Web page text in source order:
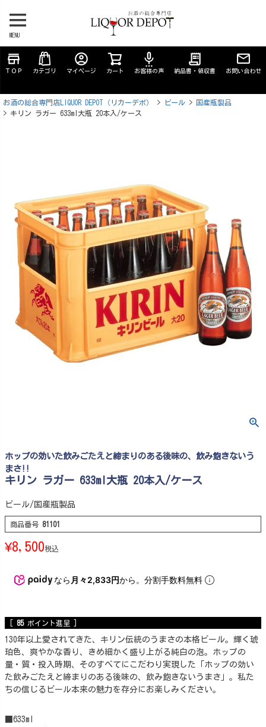
MENU
store
ＴＯＰ カテゴリ
account_circle
マイページ カート
settings_voice
お客様の声
receipt_long
納品書・領収書 お問い合わせ
お酒の総合専門店LIQUOR DEPOT（リカーデポ） ビール
国産瓶製品
キリン ラガー 633ml大瓶 20本入/ケース
ホップの効いた飲みごたえと締まりのある後味の、飲み飽きないう
まさ!!
キリン ラガー 633ml大瓶 20本入/ケース
ビール/国産瓶製品
商品番号 81101
¥8,500税込
なら 月々2,833円から。分割手数料無料
85 ポイント進呈 ]
130年以上愛されてきた、キリン伝統のうまさの本格ビール。輝く琥
珀色、爽やかな香り、きめ細かく盛り上がる純白の泡。ホップの
量・質・投入時期、そのすべてにこだわり実現した「ホップの効い
た飲みごたえと締まりのある後味の、飲み飽きないうまさ」。私た
ちの信じるビール本来の魅力を存分にお楽しみください。
■633ml